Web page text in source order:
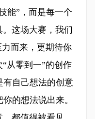
能”，而是每一个
这场大赛，我们
而来，更期待你
从零到一”的创作
自己想法的创意
的想法说出来。